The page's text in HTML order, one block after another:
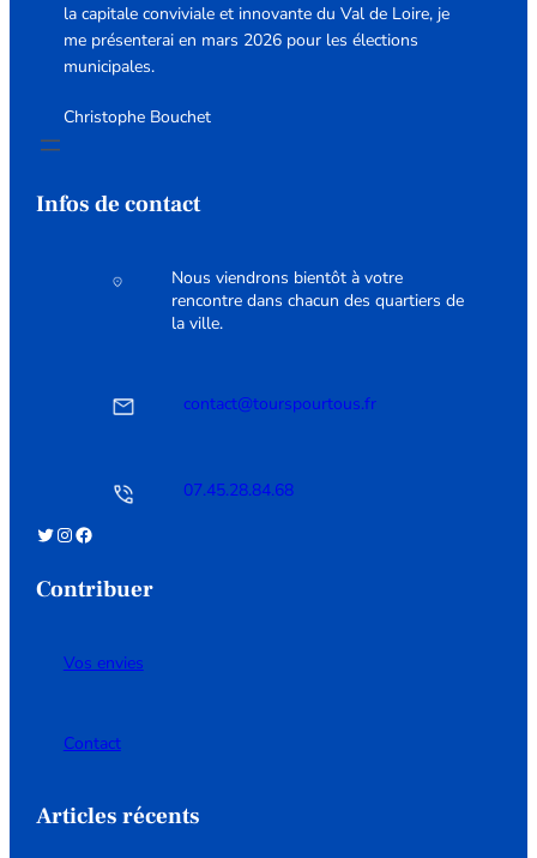
la capitale conviviale et innovante du Val de Loire, je
me présenterai en mars 2026 pour les élections
municipales.
Christophe Bouchet
Infos de contact
Nous viendrons bientôt à votre
rencontre dans chacun des quartiers de
la ville.
contact@tourspourtous.fr
07.45.28.84.68
Twitter InstagramFacebook
Contribuer
Vos envies
Contact
Articles récents